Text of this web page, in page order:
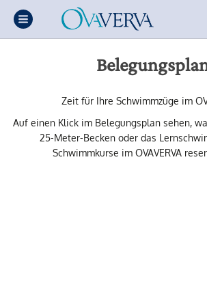
Zeit für Ihre Schwimmzüge im
Auf einen Klick im Belegungsplan sehen,
25-Meter-Becken oder das
Schwimmkurse im OVAVERVA